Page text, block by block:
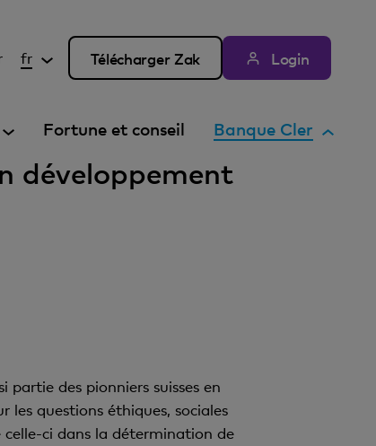
fr Télécharger Zak Login
Fortune et conseil Banque Cler
développement
des pionniers suisses en
les questions éthiques, sociales
ci dans la détermination de